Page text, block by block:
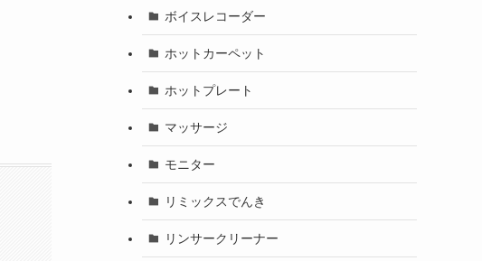
ボイスレコーダー
ホットカーペット
ホットプレート
マッサージ
モニター
リミックスでんき
リンサークリーナー